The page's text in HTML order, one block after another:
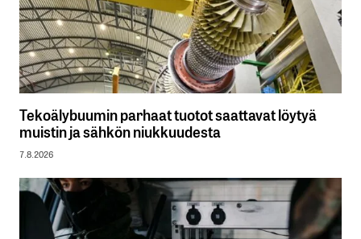
Tekoälybuumin parhaat tuotot saattavat löytyä
muistin ja sähkön niukkuudesta
7.8.2026